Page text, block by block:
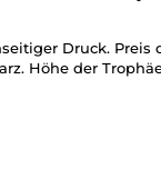
Druck. Preis
Höhe der